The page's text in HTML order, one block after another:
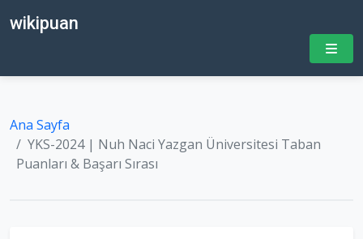
wikipuan
Ana Sayfa
YKS-2024 | Nuh Naci Yazgan Üniversitesi Taban
Puanları & Başarı Sırası